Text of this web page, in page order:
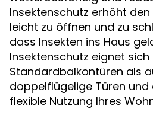
Insektenschutz erhöht
leicht zu öffnen und zu
dass Insekten ins Haus
Insektenschutz eignet
Standardbalkontüren als
doppelflügelige Türen
flexible Nutzung Ihres